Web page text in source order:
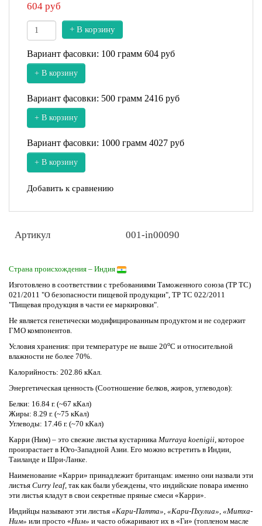
604 руб
+ В корзину
Вариант фасовки: 100 грамм 604 руб
+ В корзину
Вариант фасовки: 500 грамм 2416 руб
+ В корзину
Вариант фасовки: 1000 грамм 4027 руб
+ В корзину
Добавить к сравнению
Артикул 001-in00090
Страна происхождения – Индия
Изготовлено в соответствии с требованиями Таможенного союза (ТР ТС)
021/2011 "О безопасности пищевой продукции", ТР ТС 022/2011
"Пищевая продукция в части ее маркировки".
Не является генетически модифицированным продуктом и не содержит
ГМО компонентов.
Условия хранения: при температуре не выше 20оС и относительной
влажности не более 70%.
Калорийность: 202.86 кКал.
Энергетическая ценность (Соотношение белков, жиров, углеводов):
Белки: 16.84 г. (~67 кКал)
Жиры: 8.29 г. (~75 кКал)
Углеводы: 17.46 г. (~70 кКал)
Карри (Ним) – это свежие листья кустарника Murraya koenigii, которое
произрастает в Юго-Западной Азии. Его можно встретить в Индии,
Таиланде и Шри-Ланке.
Наименование «Карри» принадлежит британцам: именно они назвали эти
листья Curry leaf, так как были убеждены, что индийские повара именно
эти листья кладут в свои секретные пряные смеси «Карри».
Индийцы называют эти листья «Кари-Патта», «Кари-Пхулиа», «Митха-
Ним» или просто «Ним» и часто обжаривают их в «Ги» (топленом масле